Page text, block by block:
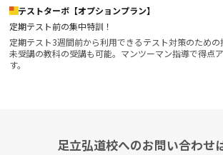
テストターボ【オプションプラン】
定期テスト前の集中特訓！
定期テスト3週間前から利用できるテスト対策のため
未受講の教科の受講も可能。マンツーマン指導で得点
す。
足立弘道校へのお問い合わせ